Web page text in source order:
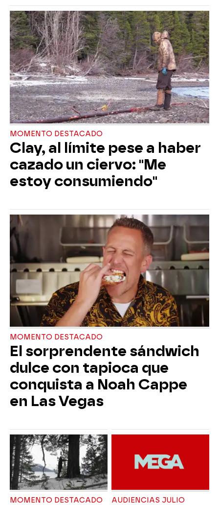
MOMENTO DESTACADO
Clay, al límite pese a haber
cazado un ciervo: "Me
estoy consumiendo"
MOMENTO DESTACADO
El sorprendente sándwich
dulce con tapioca que
conquista a Noah Cappe
en Las Vegas
MOMENTO DESTACADO AUDIENCIAS JULIO